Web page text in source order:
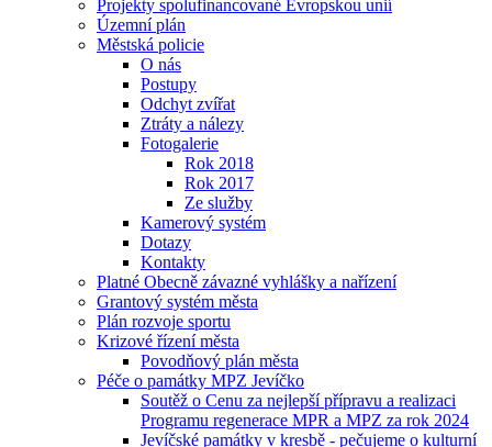
Projekty spolufinancované Evropskou unií
Územní plán
Městská policie
O nás
Postupy
Odchyt zvířat
Ztráty a nálezy
Fotogalerie
Rok 2018
Rok 2017
Ze služby
Kamerový systém
Dotazy
Kontakty
Platné Obecně závazné vyhlášky a nařízení
Grantový systém města
Plán rozvoje sportu
Krizové řízení města
Povodňový plán města
Péče o památky MPZ Jevíčko
Soutěž o Cenu za nejlepší přípravu a realizaci
Programu regenerace MPR a MPZ za rok 2024
Jevíčské památky v kresbě - pečujeme o kulturní